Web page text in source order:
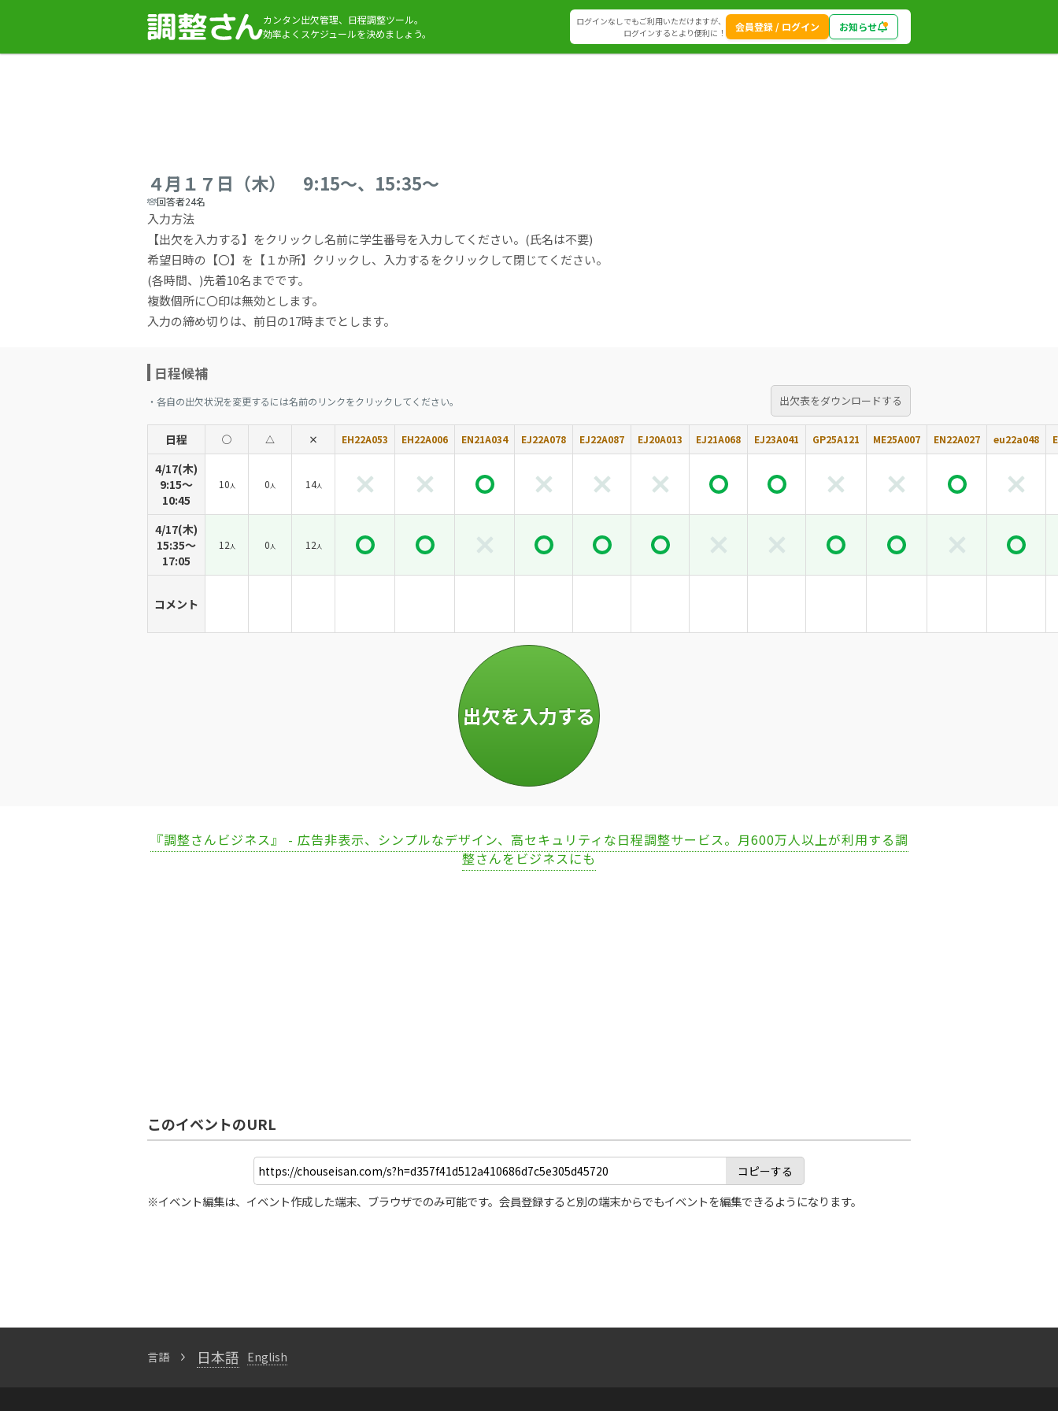
カンタン出欠管理、日程調整ツール。
効率よくスケジュールを決めましょう。
ログインなしでもご利用いただけますが、
ログインするとより便利に！
会員登録 / ログイン お知らせ
４月１７日（木） 9:15～、15:35～
回答者24名
入力方法
【出欠を入力する】をクリックし名前に学生番号を入力してください。(氏名は不要)
希望日時の【〇】を【１か所】クリックし、入力するをクリックして閉じてください。
(各時間、)先着10名までです。
複数個所に〇印は無効とします。
入力の締め切りは、前日の17時までとします。
日程候補
・各自の出欠状況を変更するには名前のリンクをクリックしてください。 出欠表をダウンロードする
日程 ◯ △ × EH22A053 EH22A006 EN21A034 EJ22A078 EJ22A087 EJ20A013 EJ21A068 EJ23A041 GP25A121 ME25A007 EN22A027 eu22a048
4/17(木)
9:15〜
10:45
10人 0人 14人
4/17(木)
15:35〜
17:05
12人 0人 12人
コメント
『調整さんビジネス』 - 広告非表示、シンプルなデザイン、高セキュリティな日程調整サービス。月600万人以上が利用する調
整さんをビジネスにも
このイベントのURL
コピーする
※イベント編集は、イベント作成した端末、ブラウザでのみ可能です。会員登録すると別の端末からでもイベントを編集できるようになります。
言語 日本語 English